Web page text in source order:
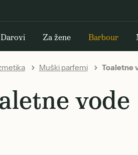
Darovi Za žene Barbour
Muški parfemi Toaletne
vode